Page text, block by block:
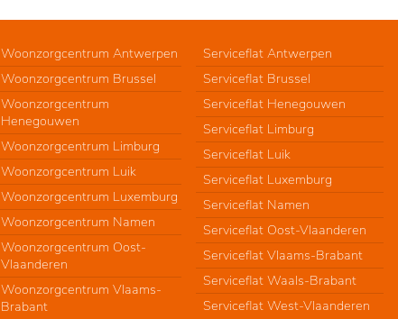
Woonzorgcentrum Antwerpen
Woonzorgcentrum Brussel
Woonzorgcentrum
Henegouwen
Woonzorgcentrum Limburg
Woonzorgcentrum Luik
Woonzorgcentrum Luxemburg
Woonzorgcentrum Namen
Woonzorgcentrum Oost-
Vlaanderen
Woonzorgcentrum Vlaams-
Brabant
Serviceflat Antwerpen
Serviceflat Brussel
Serviceflat Henegouwen
Serviceflat Limburg
Serviceflat Luik
Serviceflat Luxemburg
Serviceflat Namen
Serviceflat Oost-Vlaanderen
Serviceflat Vlaams-Brabant
Serviceflat Waals-Brabant
Serviceflat West-Vlaanderen